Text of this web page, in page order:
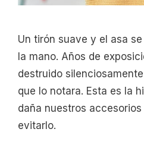
Un tirón suave y el asa
la mano. Años de
destruido
que lo notara. Esta es la
daña nuestros
evitarlo.